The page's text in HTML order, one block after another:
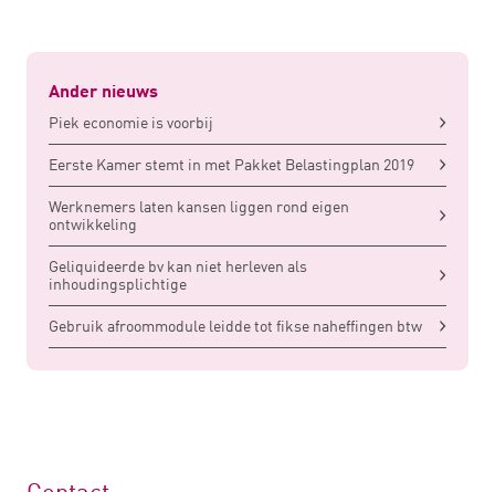
Ander nieuws
Piek economie is voorbij
Eerste Kamer stemt in met Pakket Belastingplan 2019
Werknemers laten kansen liggen rond eigen
ontwikkeling
Geliquideerde bv kan niet herleven als
inhoudingsplichtige
Gebruik afroommodule leidde tot fikse naheffingen btw